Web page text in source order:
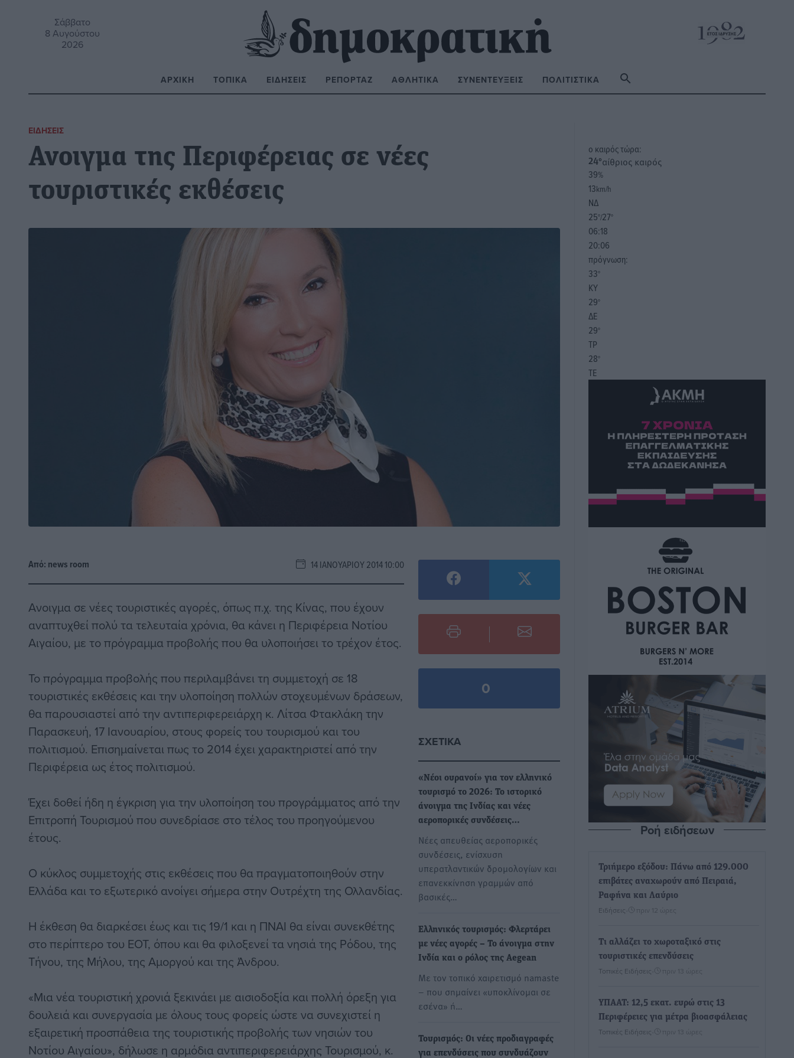
Σάββατο
8 Αυγούστου
2026
ΑΡΧΙΚΉ ΤΟΠΙΚΆ ΕΙΔΉΣΕΙΣ ΡΕΠΟΡΤΆΖ ΑΘΛΗΤΙΚΆ ΣΥΝΕΝΤΕΎΞΕΙΣ ΠΟΛΙΤΙΣΤΙΚΆ
ΕΙΔΉΣΕΙΣ
Ανοιγμα της Περιφέρειας σε νέες
τουριστικές εκθέσεις
Από: news room 14 ΙΑΝΟΥΑΡΊΟΥ 2014 10:00
Ανοιγμα σε νέες τουριστικές αγορές, όπως π.χ. της Κίνας, που έχουν
αναπτυχθεί πολύ τα τελευταία χρόνια, θα κάνει η Περιφέρεια Νοτίου
Αιγαίου, με το πρόγραμμα προβολής που θα υλοποιήσει το τρέχον έτος.
Το πρόγραμμα προβολής που περιλαμβάνει τη συμμετοχή σε 18
τουριστικές εκθέσεις και την υλοποίηση πολλών στοχευμένων δράσεων,
θα παρουσιαστεί από την αντιπεριφερειάρχη κ. Λίτσα Φτακλάκη την
Παρασκευή, 17 Ιανουαρίου, στους φορείς του τουρισμού και του
πολιτισμού. Επισημαίνεται πως το 2014 έχει χαρακτηριστεί από την
Περιφέρεια ως έτος πολιτισμού.
Έχει δοθεί ήδη η έγκριση για την υλοποίηση του προγράμματος από την
Επιτροπή Τουρισμού που συνεδρίασε στο τέλος του προηγούμενου
έτους.
Ο κύκλος συμμετοχής στις εκθέσεις που θα πραγματοποιηθούν στην
Ελλάδα και το εξωτερικό ανοίγει σήμερα στην Ουτρέχτη της Ολλανδίας.
Η έκθεση θα διαρκέσει έως και τις 19/1 και η ΠΝΑΙ θα είναι συνεκθέτης
στο περίπτερο του ΕΟΤ, όπου και θα φιλοξενεί τα νησιά της Ρόδου, της
Τήνου, της Μήλου, της Αμοργού και της Άνδρου.
«Μια νέα τουριστική χρονιά ξεκινάει με αισιοδοξία και πολλή όρεξη για
δουλειά και συνεργασία με όλους τους φορείς ώστε να συνεχιστεί η
εξαιρετική προσπάθεια της τουριστικής προβολής των νησιών του
Νοτίου Αιγαίου», δήλωσε η αρμόδια αντιπεριφερειάρχης Τουρισμού, κ.
0
ΣΧΕΤΙΚΆ
«Νέοι ουρανοί» για τον ελληνικό
τουρισμό το 2026: Το ιστορικό
άνοιγμα της Ινδίας και νέες
αεροπορικές συνδέσεις…
Νέες απευθείας αεροπορικές
συνδέσεις, ενίσχυση
υπερατλαντικών δρομολογίων και
επανεκκίνηση γραμμών από
βασικές…
Ελληνικός τουρισμός: Φλερτάρει
με νέες αγορές – Το άνοιγμα στην
Ινδία και ο ρόλος της Aegean
Με τον τοπικό χαιρετισμό namaste
– που σημαίνει «υποκλίνομαι σε
εσένα» ή…
Τουρισμός: Οι νέες προδιαγραφές
για επενδύσεις που συνδυάζουν
o καιρός τώρα:
24°αίθριος καιρός
39%
13km/h
ΝΔ
25°/27°
06:18
20:06
πρόγνωση:
33°
ΚΥ
29°
ΔΕ
29°
ΤΡ
28°
ΤΕ
Ροή ειδήσεων
Τριήμερο εξόδου: Πάνω από 129.000
επιβάτες αναχωρούν από Πειραιά,
Ραφήνα και Λαύριο
Ειδήσεις πριν 12 ώρες
Τι αλλάζει το χωροταξικό στις
τουριστικές επενδύσεις
Τοπικές Ειδήσεις πριν 13 ώρες
ΥΠΑΑΤ: 12,5 εκατ. ευρώ στις 13
Περιφέρειες για μέτρα βιοασφάλειας
Τοπικές Ειδήσεις πριν 13 ώρες